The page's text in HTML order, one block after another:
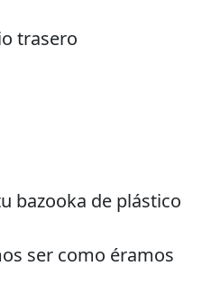
trasero
bazooka de plástico
ser como éramos